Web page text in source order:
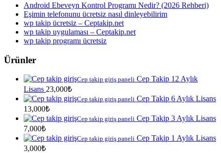
Android Ebeveyn Kontrol Programı Nedir? (2026 Rehberi)
Eşimin telefonunu ücretsiz nasıl dinleyebilirim
wp takip ücretsiz – Ceptakip.net
wp takip uygulaması – Ceptakip.net
wp takip programı ücretsiz
Ürünler
Cep takip giriş paneli Cep Takip 12 Aylık
Lisans 23,000₺
Cep takip giriş paneli Cep Takip 6 Aylık Lisans
13,000₺
Cep takip giriş paneli Cep Takip 3 Aylık Lisans
7,000₺
Cep takip giriş paneli Cep Takip 1 Aylık Lisans
3,000₺